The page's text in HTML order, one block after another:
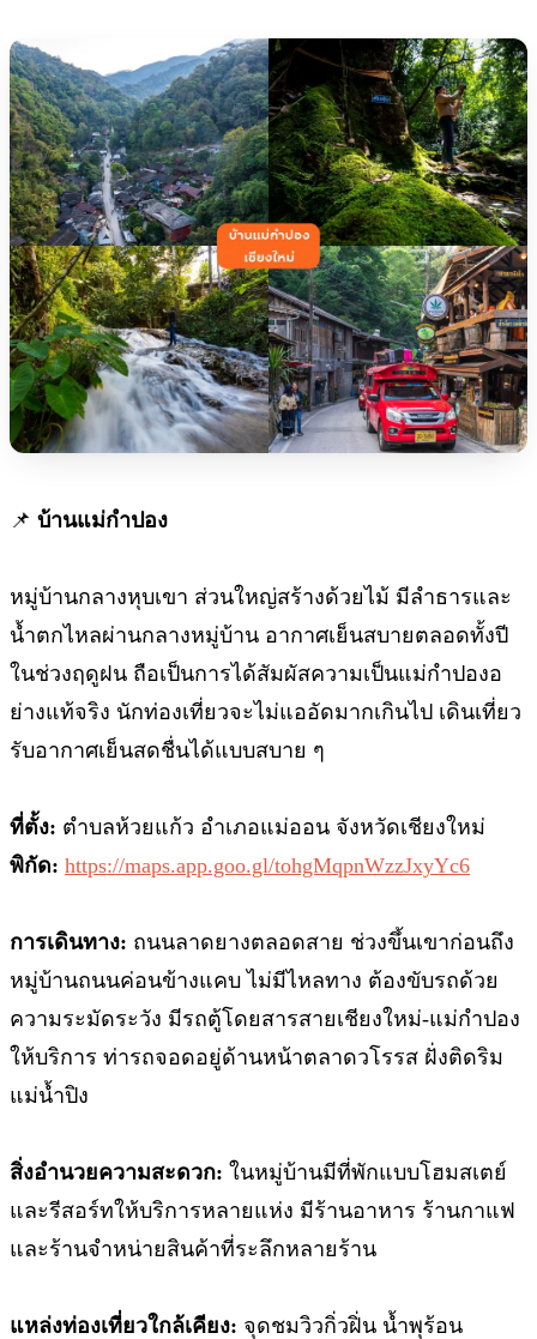
📌 บ้านแม่กำปอง
หมู่บ้านกลางหุบเขา ส่วนใหญ่สร้างด้วยไม้ มีลำธารและ
น้ำตกไหลผ่านกลางหมู่บ้าน อากาศเย็นสบายตลอดทั้งปี
ในช่วงฤดูฝน ถือเป็นการได้สัมผัสความเป็นแม่กำปองอ
ย่างแท้จริง นักท่องเที่ยวจะไม่แออัดมากเกินไป เดินเที่ยว
รับอากาศเย็นสดชื่นได้แบบสบาย ๆ
ที่ตั้ง: ตำบลห้วยแก้ว อำเภอแม่ออน จังหวัดเชียงใหม่
พิกัด: https://maps.app.goo.gl/tohgMqpnWzzJxyYc6
การเดินทาง: ถนนลาดยางตลอดสาย ช่วงขึ้นเขาก่อนถึง
หมู่บ้านถนนค่อนข้างแคบ ไม่มีไหลทาง ต้องขับรถด้วย
ความระมัดระวัง มีรถตู้โดยสารสายเชียงใหม่-แม่กำปอง
ให้บริการ ท่ารถจอดอยู่ด้านหน้าตลาดวโรรส ฝั่งติดริม
แม่น้ำปิง
สิ่งอำนวยความสะดวก: ในหมู่บ้านมีที่พักแบบโฮมสเตย์
และรีสอร์ทให้บริการหลายแห่ง มีร้านอาหาร ร้านกาแฟ
และร้านจำหน่ายสินค้าที่ระลึกหลายร้าน
แหล่งท่องเที่ยวใกล้เคียง: จุดชมวิวกิ่วฝิ่น น้ำพุร้อน